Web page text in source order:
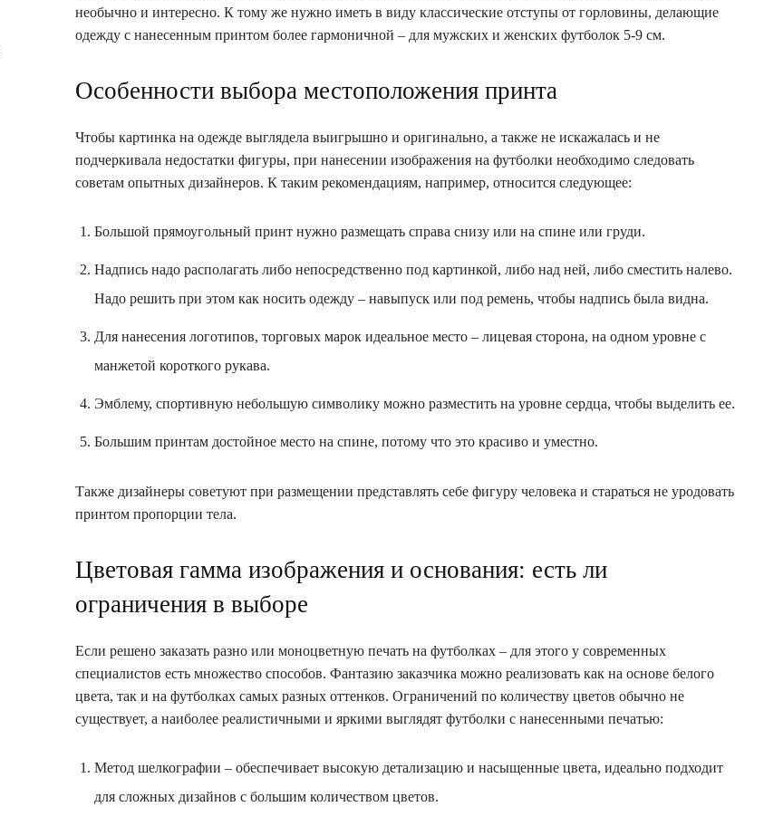
необычно и интересно. К тому же нужно иметь в виду классические отступы от горловины, делающие
одежду с нанесенным принтом более гармоничной – для мужских и женских футболок 5-9 см.
Особенности выбора местоположения принта
Чтобы картинка на одежде выглядела выигрышно и оригинально, а также не искажалась и не
подчеркивала недостатки фигуры, при нанесении изображения на футболки необходимо следовать
советам опытных дизайнеров. К таким рекомендациям, например, относится следующее:
Большой прямоугольный принт нужно размещать справа снизу или на спине или груди.
Надпись надо располагать либо непосредственно под картинкой, либо над ней, либо сместить налево.
Надо решить при этом как носить одежду – навыпуск или под ремень, чтобы надпись была видна.
Для нанесения логотипов, торговых марок идеальное место – лицевая сторона, на одном уровне с
манжетой короткого рукава.
Эмблему, спортивную небольшую символику можно разместить на уровне сердца, чтобы выделить ее.
Большим принтам достойное место на спине, потому что это красиво и уместно.
Также дизайнеры советуют при размещении представлять себе фигуру человека и стараться не уродовать
принтом пропорции тела.
Цветовая гамма изображения и основания: есть ли
ограничения в выборе
Если решено заказать разно или моноцветную печать на футболках – для этого у современных
специалистов есть множество способов. Фантазию заказчика можно реализовать как на основе белого
цвета, так и на футболках самых разных оттенков. Ограничений по количеству цветов обычно не
существует, а наиболее реалистичными и яркими выглядят футболки с нанесенными печатью:
Метод шелкографии – обеспечивает высокую детализацию и насыщенные цвета, идеально подходит
для сложных дизайнов с большим количеством цветов.